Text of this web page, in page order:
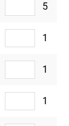
5
1
1
1